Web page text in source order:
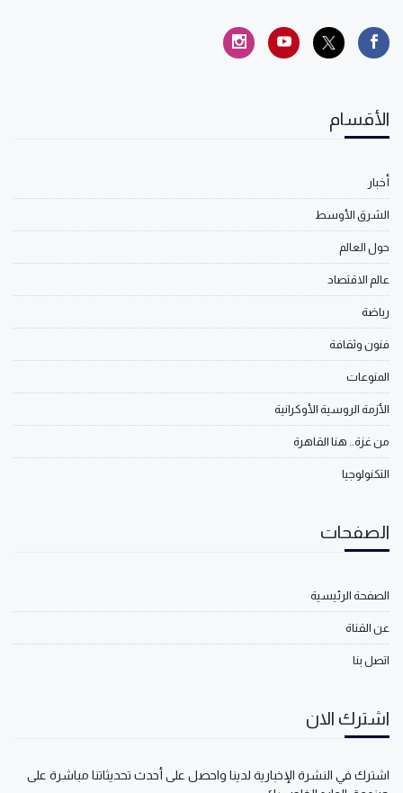
الأقسام
أخبار
الشرق الأوسط
حول العالم
عالم الاقتصاد
رياضة
فنون وثقافة
المنوعات
الأزمة الروسية الأوكرانية
من غزة.. هنا القاهرة
التكنولوجيا
الصفحات
الصفحة الرئيسية
عن القناة
اتصل بنا
اشترك الان
اشترك في النشرة الإخبارية لدينا واحصل على أحدث تحديثاتنا مباشرة على